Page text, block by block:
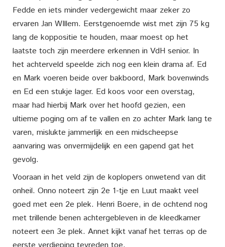
Fedde en iets minder vedergewicht maar zeker zo
ervaren Jan WIllem. Eerstgenoemde wist met zijn 75 kg
lang de koppositie te houden, maar moest op het
laatste toch zijn meerdere erkennen in VdH senior. In
het achterveld speelde zich nog een klein drama af. Ed
en Mark voeren beide over bakboord, Mark bovenwinds
en Ed een stukje lager. Ed koos voor een overstag,
maar had hierbij Mark over het hoofd gezien, een
ultieme poging om af te vallen en zo achter Mark lang te
varen, mislukte jammerlijk en een midscheepse
aanvaring was onvermijdelijk en een gapend gat het
gevolg.
Vooraan in het veld zijn de koplopers onwetend van dit
onheil. Onno noteert zijn 2e 1-tje en Luut maakt veel
goed met een 2e plek. Henri Boere, in de ochtend nog
met trillende benen achtergebleven in de kleedkamer
noteert een 3e plek. Annet kijkt vanaf het terras op de